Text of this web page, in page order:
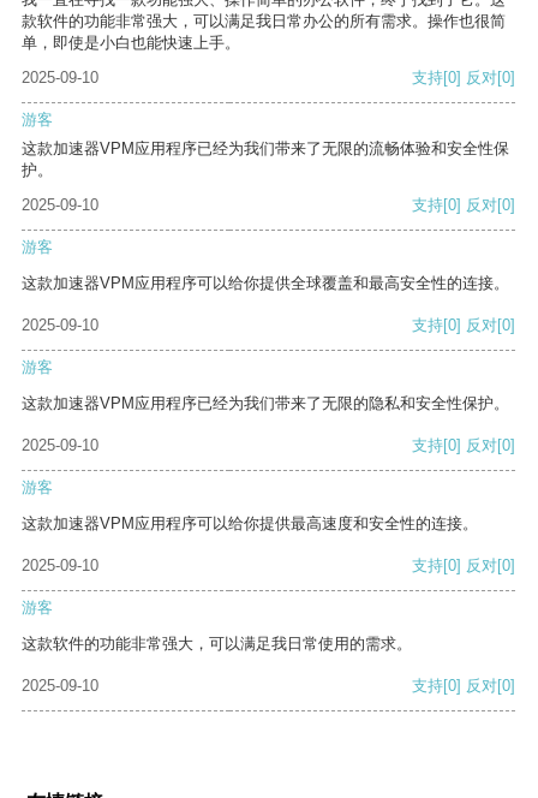
款软件的功能非常强大，可以满足我日常办公的所有需求。操作也很简
单，即使是小白也能快速上手。
2025-09-10
支持[0] 反对[0]
游客
这款加速器VPM应用程序已经为我们带来了无限的流畅体验和安全性保
护。
2025-09-10
支持[0] 反对[0]
游客
这款加速器VPM应用程序可以给你提供全球覆盖和最高安全性的连接。
2025-09-10 支持[0] 反对[0]
游客
这款加速器VPM应用程序已经为我们带来了无限的隐私和安全性保护。
2025-09-10 支持[0] 反对[0]
游客
这款加速器VPM应用程序可以给你提供最高速度和安全性的连接。
2025-09-10 支持[0] 反对[0]
游客
这款软件的功能非常强大，可以满足我日常使用的需求。
2025-09-10 支持[0] 反对[0]